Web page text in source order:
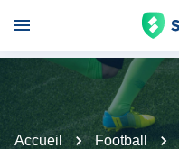
Accueil Football